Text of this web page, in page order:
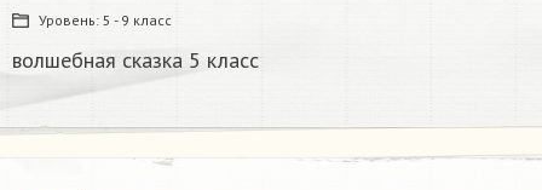
Уровень: 5 - 9 класс
волшебная сказка 5 класс